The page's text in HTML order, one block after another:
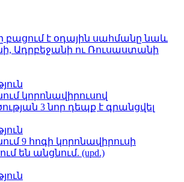
է օդային սահմանը նաև
Ադրբեջանի ու Ռուսաստանի
կորոնավիրուսով
3 նոր դեպք է գրանցվել
9 հոգի կորոնավիրուսի
են անցնում. (upd.)